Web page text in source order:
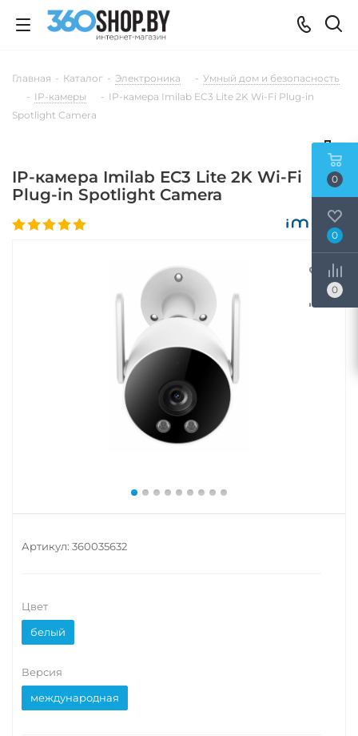
Главная - Каталог - Электроника - Умный дом и безопасность
- IP-камеры - IP-камера Imilab EC3 Lite 2K Wi-Fi Plug-in
Spotlight Camera
IP-камера Imilab EC3 Lite 2K Wi-Fi
Plug-in Spotlight Camera
Артикул: 360035632
Цвет
белый
Версия
международная
0
0
0